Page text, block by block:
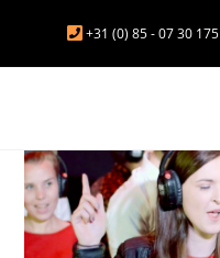
+31 (0) 85 - 07 30 175